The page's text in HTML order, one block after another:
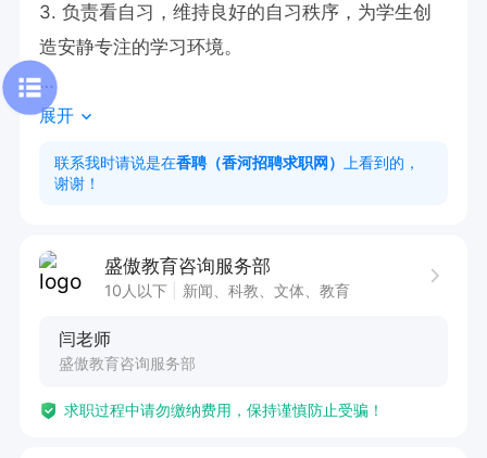
3. 负责看自习，维持良好的自习秩序，为学生创
造安静专注的学习环境。
任职要求：
1. 具备扎实的高中专业知识，能够熟练运用相关知
识进行教学与辅导。
交流，准确传达学习情况。
3. 富有责任心，对学生认真负责，关注学生的学
习进展与身心发展。
4.朝气蓬勃，富有激情，年轻老师优先。
展开
联系我时请说是在香聘（香河招聘求职网）
上看到的，
谢谢！
盛傲教育咨询服务部
10人以下 新闻、科教、文体、教育
闫老师
盛傲教育咨询服务部
求职过程中请勿缴纳费用，保持谨慎防止受骗！